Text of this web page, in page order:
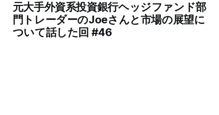
元大手外資系投資銀行ヘッジファンド部
門トレーダーのJoeさんと市場の展望に
ついて話した回 #46